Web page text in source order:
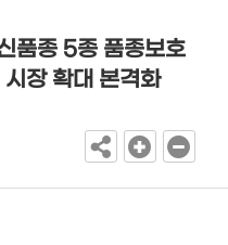
품종 5종 품종보호
장 확대 본격화